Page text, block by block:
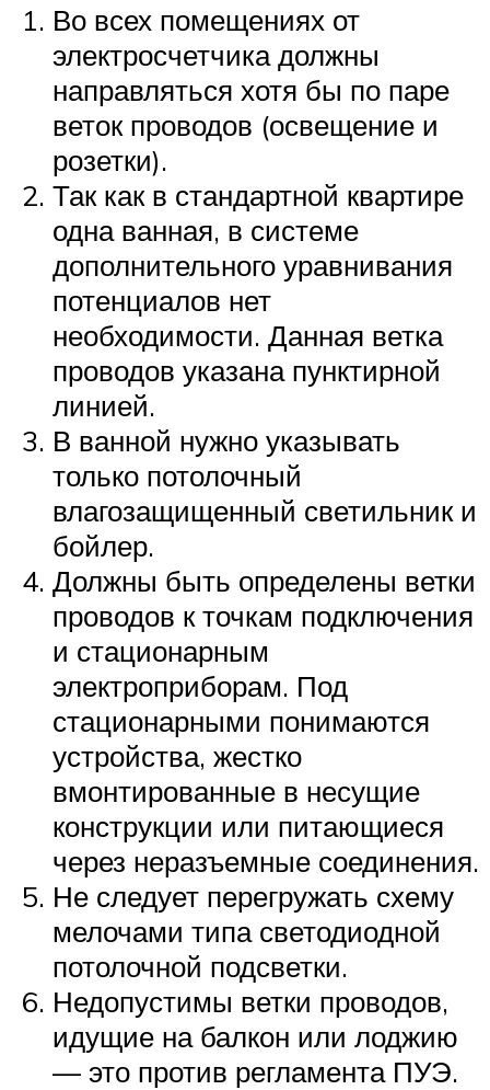
Во всех помещениях от
электросчетчика должны
направляться хотя бы по паре
веток проводов (освещение и
розетки).
Так как в стандартной квартире
одна ванная, в системе
дополнительного уравнивания
потенциалов нет
необходимости. Данная ветка
проводов указана пунктирной
линией.
В ванной нужно указывать
только потолочный
влагозащищенный светильник и
бойлер.
Должны быть определены ветки
проводов к точкам подключения
и стационарным
электроприборам. Под
стационарными понимаются
устройства, жестко
вмонтированные в несущие
конструкции или питающиеся
через неразъемные соединения.
Не следует перегружать схему
мелочами типа светодиодной
потолочной подсветки.
Недопустимы ветки проводов,
идущие на балкон или лоджию
— это против регламента ПУЭ.